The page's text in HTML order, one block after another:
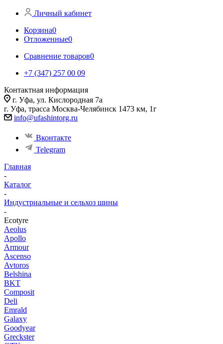
Личный кабинет
Корзина0
Отложенные0
Сравнение товаров0
+7 (347) 257 00 09
Контактная информация
г. Уфа, ул. Кислородная 7а
г. Уфа, трасса Москва-Челябинск 1473 км, 1г
info@ufashintorg.ru
Вконтакте
Telegram
Главная
-
Каталог
-
Индустриальные и сельхоз шины
-
Ecotyre
Aeolus
Apollo
Armour
Ascenso
Avtoros
Belshina
BKT
Composit
Deli
Emrald
Galaxy
Goodyear
Greckster